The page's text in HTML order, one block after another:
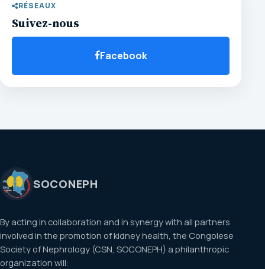
RÉSEAUX
Suivez-nous
Facebook
SOCONEPH
By acting in collaboration and in synergy with all partners
involved in the promotion of kidney health, the Congolese
Society of Nephrology (CSN, SOCONEPH) a philanthropic
organization will: